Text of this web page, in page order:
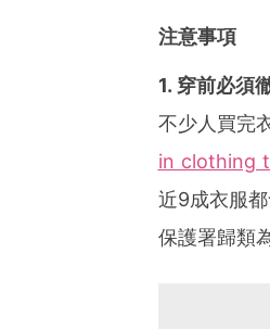
注意事項
1. 穿前必須
不少人買完
in clothing
近9成衣服
保護署歸類